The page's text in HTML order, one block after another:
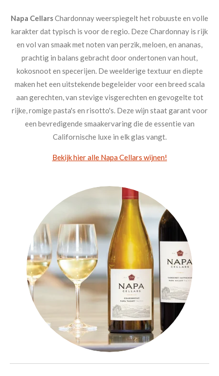
Napa CellarsChardonnay weerspiegelt het robuuste en volle
karakter dat typisch is voor de regio. Deze Chardonnay is rijk
en vol van smaak met noten van perzik, meloen, en ananas,
prachtig in balans gebracht door ondertonen van hout,
kokosnoot en specerijen. De weelderige textuur en diepte
maken het een uitstekende begeleider voor een breed scala
aan gerechten, van stevige visgerechten en gevogelte tot
rijke, romige pasta's en risotto's. Deze wijn staat garant voor
een bevredigende smaakervaring die de essentie van
Californische luxe in elk glas vangt.
Bekijk hier alle Napa Cellars wijnen!